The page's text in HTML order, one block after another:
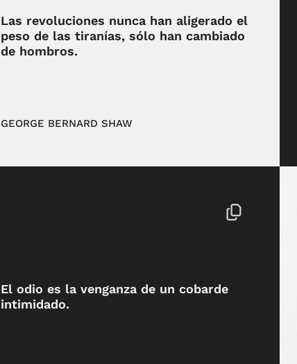
Las revoluciones nunca han aligerado el
peso de las tiranías, sólo han cambiado
de hombros.
GEORGE BERNARD SHAW
El odio es la venganza de un cobarde
intimidado.